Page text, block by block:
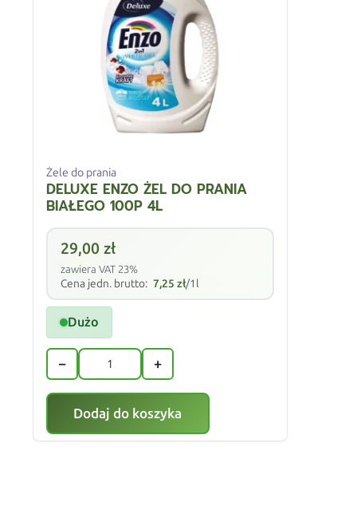
Żele do prania
DELUXE ENZO ŻEL DO PRANIA
BIAŁEGO 100P 4L
29,00 zł
zawiera VAT 23%
Cena jedn. brutto: 7,25 zł/1l
Dużo
− +
Dodaj do koszyka